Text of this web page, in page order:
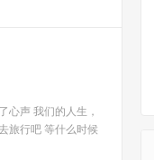
心声 我们的人生，
旅行吧 等什么时候